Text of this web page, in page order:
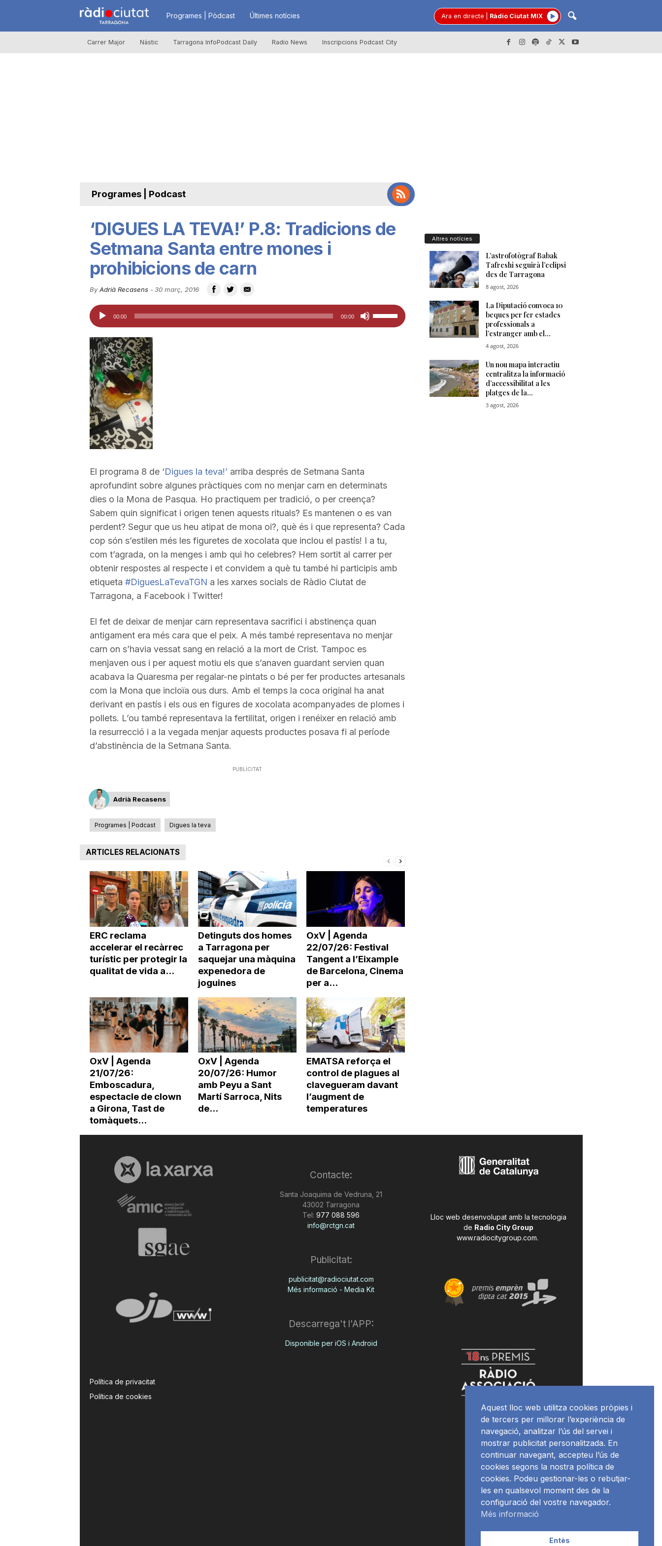
R
à
u
t
d
e
T
r
r
a
g
n
a
Programes | Pòdcast Últimes notícies Ara en directe Ràdio Ciutat MIX
Carrer Major Nàstic Tarragona InfoPodcast Daily Radio News Inscripcions Podcast City
Programes | Podcast
‘DIGUES LA TEVA!’ P.8: Tradicions de
Setmana Santa entre mones i
prohibicions de carn
By Adrià Recasens- 30 març, 2016
Reproductor
d'àudio
00:00 00:00
Feu
servir
disminuir
el
volum.
El programa 8 de ‘Digues la teva!’ arriba després de Setmana Santa
aprofundint sobre algunes pràctiques com no menjar carn en determinats
dies o la Mona de Pasqua. Ho practiquem per tradició, o per creença?
Sabem quin significat i origen tenen aquests rituals? Es mantenen o es van
perdent? Segur que us heu atipat de mona oi?, què és i que representa? Cada
cop són s’estilen més les figuretes de xocolata que inclou el pastís! I a tu,
com t’agrada, on la menges i amb qui ho celebres? Hem sortit al carrer per
obtenir respostes al respecte i et convidem a què tu també hi participis amb
etiqueta #DiguesLaTevaTGN a les xarxes socials de Ràdio Ciutat de
Tarragona, a Facebook i Twitter!
El fet de deixar de menjar carn representava sacrifici i abstinença quan
antigament era més cara que el peix. A més també representava no menjar
carn on s’havia vessat sang en relació a la mort de Crist. Tampoc es
menjaven ous i per aquest motiu els que s’anaven guardant servien quan
acabava la Quaresma per regalar-ne pintats o bé per fer productes artesanals
com la Mona que incloïa ous durs. Amb el temps la coca original ha anat
derivant en pastís i els ous en figures de xocolata acompanyades de plomes i
pollets. L’ou també representava la fertilitat, origen i renéixer en relació amb
la resurrecció i a la vegada menjar aquests productes posava fi al període
d’abstinència de la Setmana Santa.
PUBLICITAT
Adrià Recasens
Programes | Podcast Digues la teva
ARTICLES RELACIONATS
ERC reclama
accelerar el recàrrec
turístic per protegir la
qualitat de vida a...
Detinguts dos homes
a Tarragona per
saquejar una màquina
expenedora de
joguines
OxV | Agenda
22/07/26: Festival
Tangent a l’Eixample
de Barcelona, Cinema
per a...
OxV | Agenda
21/07/26:
Emboscadura,
espectacle de clown
a Girona, Tast de
tomàquets...
OxV | Agenda
20/07/26: Humor
amb Peyu a Sant
Martí Sarroca, Nits
de...
EMATSA reforça el
control de plagues al
clavegueram davant
l’augment de
temperatures
Altres notícies
Política de privacitat
Política de cookies
Contacte:
Santa Joaquima de Vedruna, 21
43002 Tarragona
Tel: 977 088 596
info@rctgn.cat
Publicitat:
publicitat@radiociutat.com
Més informació - Media Kit
Descarrega't l'APP:
Disponible per iOS i Android
Lloc web desenvolupat amb la tecnologia
de Radio City Group
www.radiocitygroup.com.
Aquest lloc web utilitza cookies pròpies i
de tercers per millorar l’experiència de
navegació, analitzar l’ús del servei i
mostrar publicitat personalitzada. En
continuar navegant, accepteu l’ús de
cookies segons la nostra política de
cookies. Podeu gestionar-les o rebutjar-
les en qualsevol moment des de la
configuració del vostre navegador.
Més informació
Entès